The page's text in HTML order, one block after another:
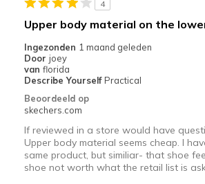
4
Upper body material on the
Ingezonden 1 maand geleden
Door joey
van florida
Describe Yourself Practical
Beoordeeld op
skechers.com
If reviewed in a store would have
Upper body material seems cheap. I
same product, but similiar- that shoe
shoe not worth what the retail list is